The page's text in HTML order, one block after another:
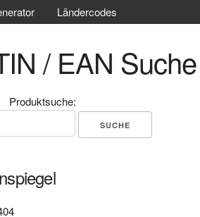
Ländercodes
/ EAN Suche
Produktsuche: